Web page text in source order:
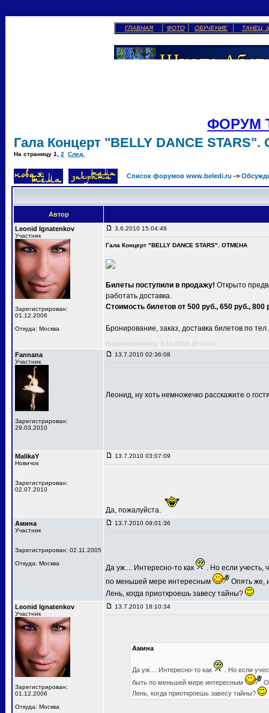
ГЛАВНАЯ ФОТО ОБУЧЕНИЕ ТАНЕЦ
ФОРУМ
Гала Концерт "BELLY DANCE
На страницу 1 2 След.
Список форумов www.beledi.ru ->
Автор
Leonid Ignatenkov
Участник
Зарегистрирован:
01.12.2006
Откуда: Москва
3.6.2010 15:04:48
Гала Концерт "BELLY DANCE STARS". ОТМЕНА
Билеты поступили в продажу! Открыто
работать доставка.
Стоимость билетов от 500 руб., 650 руб., 800
Бронирование, заказ, доставка билетов по
Редактировалось: 3.10.2010 18:14:14
Fannana
Участник
Зарегистрирован:
29.03.2010
13.7.2010 02:36:08
Леонид, ну хоть немножечко расскажите о
MalikaY
Новичок
Зарегистрирован:
02.07.2010
13.7.2010 03:07:09
Да, пожалуйста.
Амина
Участник
Зарегистрирован: 02.11.2005
Откуда: Москва
13.7.2010 09:01:36
Да уж.... Интересно-то как
. Но если учесть,
по меньшей мере интересным
Опять же,
Лень, когда приоткроешь завесу тайны?
Leonid Ignatenkov
Участник
Зарегистрирован:
01.12.2006
Откуда: Москва
13.7.2010 18:10:34
Амина
Да уж.... Интересно-то как
. Но если
быть по меньшей мере интересным
Лень, когда приоткроешь завесу тайны?